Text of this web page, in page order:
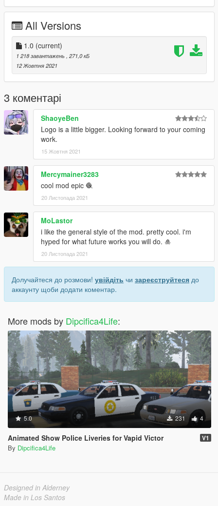
All Versions
1.0 (current)
1 218 завантажень , 271,0 кБ
12 Жовтня 2021
3 коментарі
ShaoyeBen
Logo is a little bigger. Looking forward to your coming
work.
15 Жовтня 2021
Mercymainer3283
cool mod epic 🧶
20 Листопада 2021
MoLastor
i like the general style of the mod. pretty cool. i'm
hyped for what future works you will do. 🎍
20 Листопада 2021
Долучайтеся до розмови! увійдіть чи зареєструйтеся до
аккаунту щоби додати коментар.
More mods by Dipcifica4Life:
5.0 231 4
Animated Show Police Liveries for Vapid Victor V1
By Dipcifica4Life
Designed in Alderney
Made in Los Santos